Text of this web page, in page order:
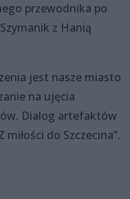
przewodnika po
z Hanią
jest nasze miasto
na ujęcia
Dialog artefaktów
do Szczecina”.